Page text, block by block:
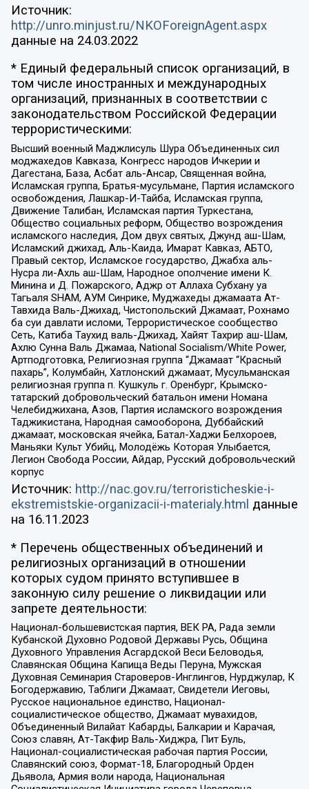
Источник:
http://unro.minjust.ru/NKOForeignAgent.aspx
данные на 24.03.2022
* Единый федеральный список организаций, в
том числе иностранных и международных
организаций, признанных в соответствии с
законодательством Российской Федерации
террористическими:
Высший военный Маджлисуль Шура Объединенных сил
моджахедов Кавказа, Конгресс народов Ичкерии и
Дагестана, База, Асбат аль-Ансар, Священная война,
Исламская группа, Братья-мусульмане, Партия исламского
освобождения, Лашкар-И-Тайба, Исламская группа,
Движение Талибан, Исламская партия Туркестана,
Общество социальных реформ, Общество возрождения
исламского наследия, Дом двух святых, Джунд аш-Шам,
Исламский джихад, Аль-Каида, Имарат Кавказ, АБТО,
Правый сектор, Исламское государство, Джабха аль-
Нусра ли-Ахль аш-Шам, Народное ополчение имени К.
Минина и Д. Пожарского, Аджр от Аллаха Субхану уа
Тагьаля SHAM, АУМ Синрике, Муджахеды джамаата Ат-
Тавхида Валь-Джихад, Чистопольский Джамаат, Рохнамо
ба суи давлати исломи, Террористическое сообщество
Сеть, Катиба Таухид валь-Джихад, Хайят Тахрир аш-Шам,
Ахлю Сунна Валь Джамаа, National Socialism/White Power,
Артподготовка, Религиозная группа “Джамаат “Красный
пахарь”, Колумбайн, Хатлонский джамаат, Мусульманская
религиозная группа п. Кушкуль г. Оренбург, Крымско-
татарский добровольческий батальон имени Номана
Челебиджихана, Азов, Партия исламского возрождения
Таджикистана, Народная самооборона, Дуббайский
джамаат, московская ячейка, Батал-Хаджи Белхороев,
Маньяки Культ Убийц, Молодёжь Которая Улыбается,
Легион Свобода России, Айдар, Русский добровольческий
корпус
Источник: http://nac.gov.ru/terroristicheskie-i-
ekstremistskie-organizacii-i-materialy.html данные
на 16.11.2023
* Перечень общественных объединений и
религиозных организаций в отношении
которых судом принято вступившее в
законную силу решение о ликвидации или
запрете деятельности:
Национал-большевистская партия, ВЕК РА, Рада земли
Кубанской Духовно Родовой Державы Русь, Община
Духовного Управления Асгардской Веси Беловодья,
Славянская Община Капища Веды Перуна, Мужская
Духовная Семинария Староверов-Инглингов, Нурджулар, К
Богодержавию, Таблиги Джамаат, Свидетели Иеговы,
Русское национальное единство, Национал-
социалистическое общество, Джамаат мувахидов,
Объединенный Вилайат Кабарды, Балкарии и Карачая,
Союз славян, Ат-Такфир Валь-Хиджра, Пит Буль,
Национал-социалистическая рабочая партия России,
Славянский союз, Формат-18, Благородный Орден
Дьявола, Армия воли народа, Национальная